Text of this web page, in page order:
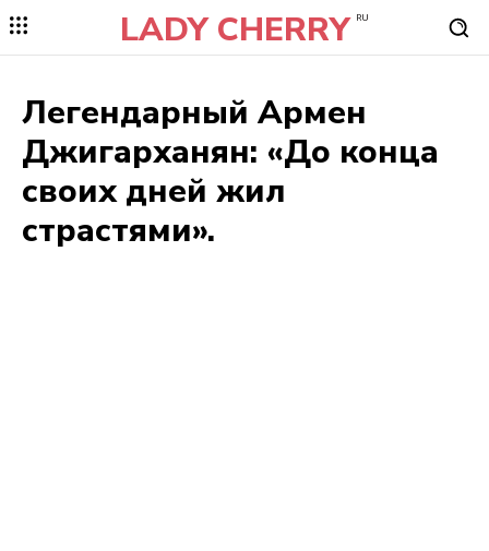
LADY CHERRY RU
Легендарный Армен
Джигарханян: «До конца
своих дней жил
страстями».